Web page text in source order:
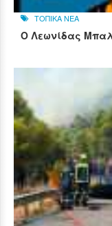
ΤΟΠΙΚΑ ΝΕΑ
Ο Λεωνίδας